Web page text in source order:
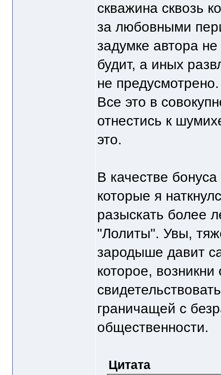
скважина сквозь
за любовными
задумке автора
будит, а иных
не
Все это в
отнестись к
это.
В качестве
которые я
разыскать более
"Лолиты". Увы,
зародыше давит
которое, возникни
граничащей с
общественности.
Цитата